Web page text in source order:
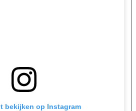
bekijken op Instagram